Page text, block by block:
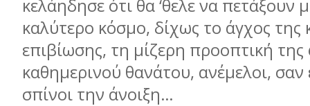
κελάηδησε ότι θα ‘θελε να πετάξουν
καλύτερο κόσμο, δίχως το άγχος της
επιβίωσης, τη μίζερη προοπτική
καθημερινού θανάτου, ανέμελοι, σαν
σπίνοι την άνοιξη…